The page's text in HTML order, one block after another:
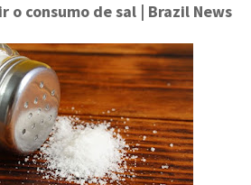
o consumo de sal | Brazil News